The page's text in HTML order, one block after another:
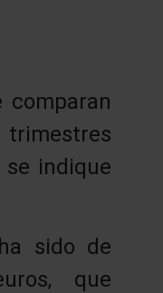
comparan
trimestres
se indique
sido de
que